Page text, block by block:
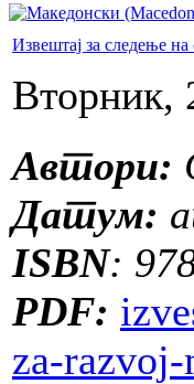
Извештај за следење
Вторник,
Автори:
Датум:
ISBN:
PDF:
za-